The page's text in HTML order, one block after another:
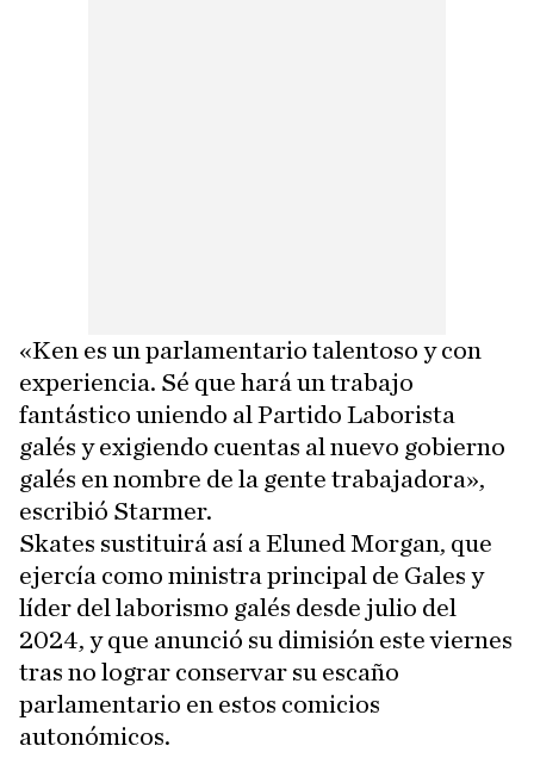
«Ken es un parlamentario talentoso y con
experiencia. Sé que hará un trabajo
fantástico uniendo al Partido Laborista
galés y exigiendo cuentas al nuevo gobierno
galés en nombre de la gente trabajadora»,
escribió Starmer.
Skates sustituirá así a Eluned Morgan, que
ejercía como ministra principal de Gales y
líder del laborismo galés desde julio del
2024, y que anunció su dimisión este viernes
tras no lograr conservar su escaño
parlamentario en estos comicios
autonómicos.